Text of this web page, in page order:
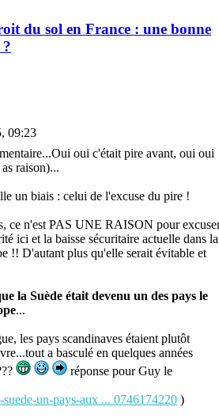
du sol en France : une bonne
09:23
oui c'était pire avant, oui oui
raison)...
un biais : celui de l'excuse du pire !
ce n'est PAS UNE RAISON pour
ici et la baisse sécuritaire actuelle dans la
!! D'autant plus qu'elle serait évitable et
la Suède était devenu un des pays le
...
les pays scandinaves étaient plutôt
a basculé en quelques années
réponse pour Guy le
un-pays-aux ... 0746174220 )